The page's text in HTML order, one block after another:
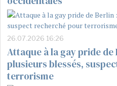
26.07.2026 16:26
Attaque à la gay pride
plusieurs blessés,
terrorisme